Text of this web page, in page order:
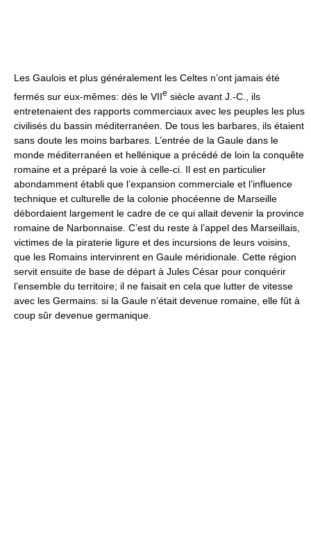
Les Gaulois et plus généralement les Celtes n’ont jamais été
fermés sur eux-mêmes: dès le VIIe siècle avant J.-C., ils
entretenaient des rapports commerciaux avec les peuples les plus
civilisés du bassin méditerranéen. De tous les barbares, ils étaient
sans doute les moins barbares. L’entrée de la Gaule dans le
monde méditerranéen et hellénique a précédé de loin la conquête
romaine et a préparé la voie à celle-ci. Il est en particulier
abondamment établi que l’expansion commerciale et l’influence
technique et culturelle de la colonie phocéenne de Marseille
débordaient largement le cadre de ce qui allait devenir la province
romaine de Narbonnaise. C’est du reste à l’appel des Marseillais,
victimes de la piraterie ligure et des incursions de leurs voisins,
que les Romains intervinrent en Gaule méridionale. Cette région
servit ensuite de base de départ à Jules César pour conquérir
l’ensemble du territoire; il ne faisait en cela que lutter de vitesse
avec les Germains: si la Gaule n’était devenue romaine, elle fût à
coup sûr devenue germanique.